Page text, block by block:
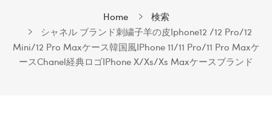
Home
検索
シャネル ブランド刺繍子羊の皮iphone12 /12 Pro/12
Mini/12 Pro Maxケース韓国風iPhone 11/11 Pro/11 Pro Maxケ
ースChanel経典ロゴiPhone X/xs/xs Maxケースブランド